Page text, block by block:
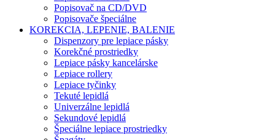
Popisovač na CD/DVD
Popisovače špeciálne
KOREKCIA, LEPENIE, BALENIE
Dispenzory pre lepiace pásky
Korekčné prostriedky
Lepiace pásky kancelárske
Lepiace rollery
Lepiace tyčinky
Tekuté lepidlá
Univerzálne lepidlá
Sekundové lepidlá
Špeciálne lepiace prostriedky